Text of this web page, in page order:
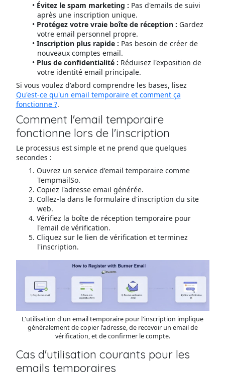
Évitez le spam marketing : Pas d'emails de suivi
après une inscription unique.
Protégez votre vraie boîte de réception : Gardez
votre email personnel propre.
Inscription plus rapide : Pas besoin de créer de
nouveaux comptes email.
Plus de confidentialité : Réduisez l'exposition de
votre identité email principale.
Si vous voulez d'abord comprendre les bases, lisez
Qu'est-ce qu'un email temporaire et comment ça
fonctionne ?.
Comment l'email temporaire
fonctionne lors de l'inscription
Le processus est simple et ne prend que quelques
secondes :
Ouvrez un service d'email temporaire comme
TempmailSo.
Copiez l'adresse email générée.
Collez-la dans le formulaire d'inscription du site
web.
Vérifiez la boîte de réception temporaire pour
l'email de vérification.
Cliquez sur le lien de vérification et terminez
l'inscription.
L'utilisation d'un email temporaire pour l'inscription implique
généralement de copier l'adresse, de recevoir un email de
vérification, et de confirmer le compte.
Cas d'utilisation courants pour les
emails temporaires